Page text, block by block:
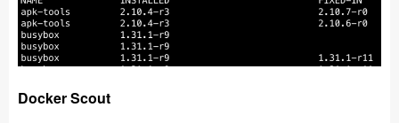
Docker Scout